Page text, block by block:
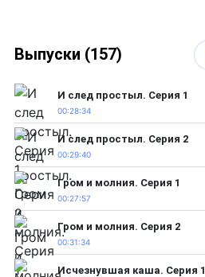
Выпуски (157)
И след простыл. Серия 1
00:28:34
И след простыл. Серия 2
00:29:40
Гром и молния. Серия 1
00:27:57
Гром и молния. Серия 2
00:31:34
Исчезнувшая каша. Серия 1